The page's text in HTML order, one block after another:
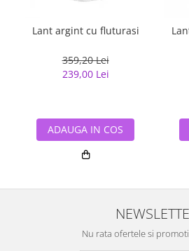
Lant argint cu fluturasi
359,20 Lei
239,00 Lei
ADAUGA IN COS
Nu rata ofertele si